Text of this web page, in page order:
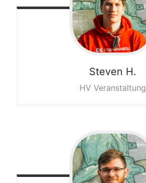
Steven H.
HV Veranstaltung